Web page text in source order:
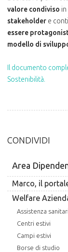
Area
Marco, il
Welfare
Assistenza
Centri estivi
Campi estivi
Borse di studio
valore condiviso in
stakeholder e
essere
modello di
Il documento
Sostenibilità.
CONDIVIDI